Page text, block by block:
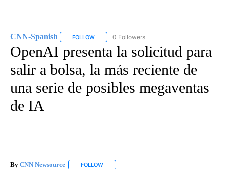
CNN-Spanish FOLLOW FOLLOW "CNN-SPANISH" TO RECEIVE
0 Followers
OpenAI presenta la solicitud para
salir a bolsa, la más reciente de
una serie de posibles megaventas
de IA
By CNN Newsource FOLLOW